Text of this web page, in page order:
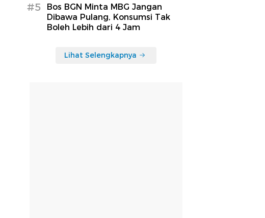
#5
Bos BGN Minta MBG Jangan
Dibawa Pulang, Konsumsi Tak
Boleh Lebih dari 4 Jam
Lihat Selengkapnya